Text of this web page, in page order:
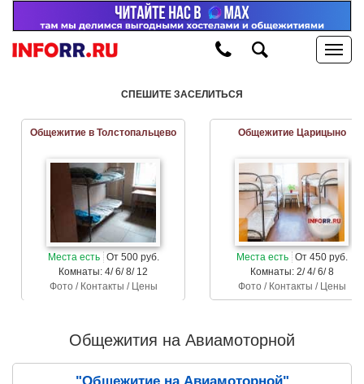
СПЕШИТЕ ЗАСЕЛИТЬСЯ
Общежитие в Толстопальцево
Места есть От 500 руб.
Комнаты: 4/ 6/ 8/ 12
Фото / Контакты / Цены
Общежитие Царицыно
Места есть От 450 руб.
Комнаты: 2/ 4/ 6/ 8
Фото / Контакты / Цены
Общежития на Авиамоторной